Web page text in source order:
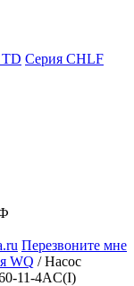
Серия CHLF
Перезвоните мне
WQ / Насос
11-4AC(I)